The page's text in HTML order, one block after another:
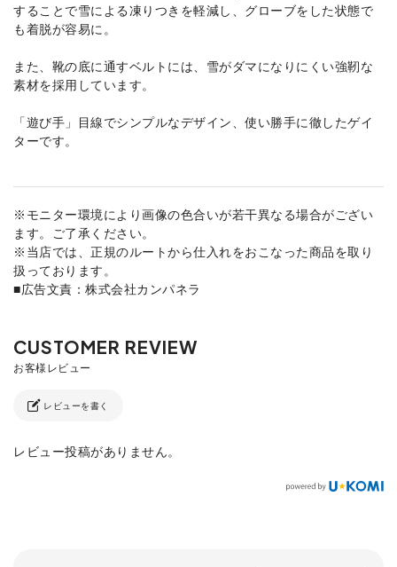
することで雪による凍りつきを軽減し、グローブをした状態で
も着脱が容易に。
また、靴の底に通すベルトには、雪がダマになりにくい強靭な
素材を採用しています。
「遊び手」目線でシンプルなデザイン、使い勝手に徹したゲイ
ターです。
※モニター環境により画像の色合いが若干異なる場合がござい
ます。ご了承ください。
※当店では、正規のルートから仕入れをおこなった商品を取り
扱っております。
■広告文責：株式会社カンパネラ
レビューを書く
レビュー投稿がありません。